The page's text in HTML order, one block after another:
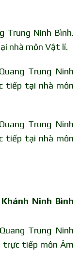
Trung Ninh Bình.
nhà môn Vật lí.
Trung Ninh
tiếp tại nhà môn
Trung Ninh
tiếp tại nhà môn
Ninh Bình
Trung Ninh
trực tiếp môn Âm